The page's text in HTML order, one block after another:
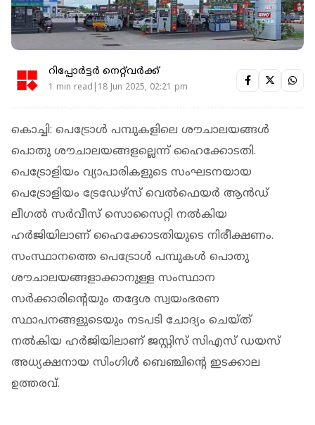
റിപ്പോർട്ടർ നെറ്റ്‌വര്‍ക്ക്‌
1 min read|18 Jun 2025, 02:21 pm
കൊച്ചി: പെട്രോള്‍ പമ്പുകളിലെ ശൗചാലയങ്ങള്‍
പൊതു ശൗചാലയങ്ങളല്ലെന്ന് ഹൈക്കോടതി.
പെട്രോളിയം വ്യാപാരികളുടെ സംഘടനയായ
പെട്രോളിയം ട്രേഡേഴ്‌സ് വെല്‍ഫെയര്‍ ആന്‍ഡ്
ലീഗല്‍ സര്‍വീസ് സൊസൈറ്റി നല്‍കിയ
ഹര്‍ജിയിലാണ് ഹൈക്കോടതിയുടെ നിരീക്ഷണം.
സംസ്ഥാനത്തെ പെട്രോള്‍ പമ്പുകള്‍ പൊതു
ശൗചാലയങ്ങളാക്കാനുള്ള സംസ്ഥാന
സര്‍ക്കാരിന്റെയും തദ്ദേശ സ്വയംഭരണ
സ്ഥാപനങ്ങളുടെയും നടപടി ചോദ്യം ചെയ്ത്
നല്‍കിയ ഹര്‍ജിയിലാണ് ജസ്റ്റിസ് സിഎസ് ഡയസ്
അധ്യക്ഷനായ സിംഗിള്‍ ബെഞ്ചിന്റെ ഇടക്കാല
ഉത്തരവ്.